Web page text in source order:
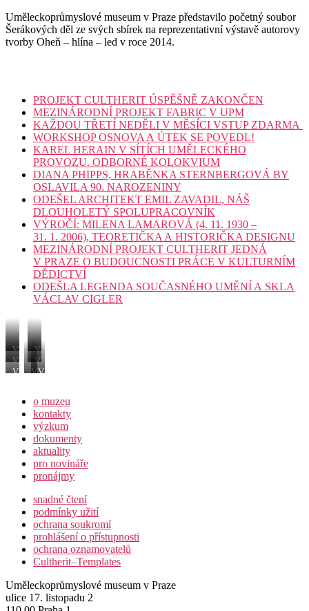
Uměleckoprůmyslové museum v Praze představilo početný soubor
Šerákových děl ze svých sbírek na reprezentativní výstavě autorovy
tvorby Oheň – hlína – led v roce 2014.
PROJEKT CULTHERIT ÚSPĚŠNĚ ZAKONČEN
MEZINÁRODNÍ PROJEKT FABRIC V UPM
KAŽDOU TŘETÍ NEDĚLI V MĚSÍCI VSTUP ZDARMA
WORKSHOP OSNOVA A ÚTEK SE POVEDL!
KAREL HERAIN V SÍTÍCH UMĚLECKÉHO
PROVOZU. ODBORNÉ KOLOKVIUM
DIANA PHIPPS, HRABĚNKA STERNBERGOVÁ BY
OSLAVILA 90. NAROZENINY
ODEŠEL ARCHITEKT EMIL ZAVADIL, NÁŠ
DLOUHOLETÝ SPOLUPRACOVNÍK
VÝROČÍ: MILENA LAMAROVÁ (4. 11. 1930 –
31. 1. 2006), TEORETIČKA A HISTORIČKA DESIGNU
MEZINÁRODNÍ PROJEKT CULTHERIT JEDNÁ
V PRAZE O BUDOUCNOSTI PRÁCE V KULTURNÍM
DĚDICTVÍ
ODEŠLA LEGENDA SOUČASNÉHO UMĚNÍ A SKLA
VÁCLAV CIGLER
Václav
Šerák
a Helena
UPM
Výstava
Václava
Šeráka
Oheň
–
hlína
–
led
v UPM,
2014
Václav
Šerák
Václav
Šerák
VáclavVáclav
Václav
o muzeu
kontakty
výzkum
dokumenty
aktuality
pro novináře
pronájmy
snadné čtení
podmínky užití
ochrana soukromí
prohlášení o přístupnosti
ochrana oznamovatelů
Cultherit–Templates
Uměleckoprůmyslové museum v Praze
ulice 17. listopadu 2